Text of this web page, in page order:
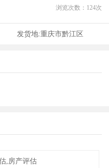
浏览次数： 124次
发货地:重庆市黔江区
,房产评估